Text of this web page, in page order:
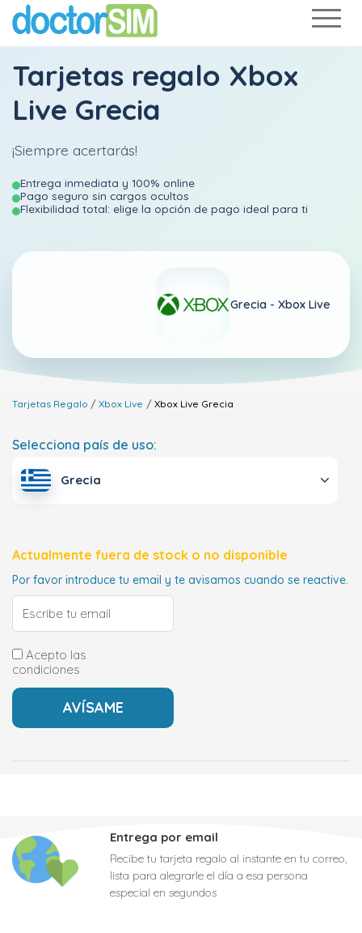
Tarjetas regalo Xbox
Live Grecia
¡Siempre acertarás!
Entrega inmediata y 100% online
Pago seguro sin cargos ocultos
Flexibilidad total: elige la opción de pago ideal para ti
Grecia - Xbox Live
Tarjetas Regalo Xbox Live Xbox Live Grecia
Selecciona país de uso:
Grecia
Actualmente fuera de stock o no disponible
Por favor introduce tu email y te avisamos cuando se reactive.
Acepto las
condiciones
Entrega por email
Recibe tu tarjeta regalo al instante en tu correo,
lista para alegrarle el día a esa persona
especial en segundos